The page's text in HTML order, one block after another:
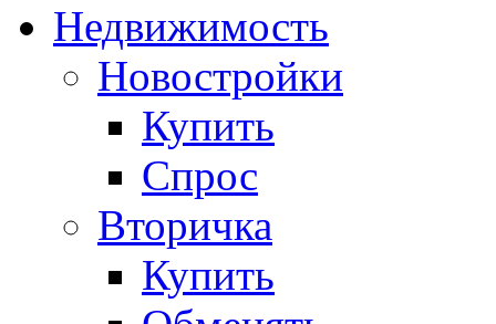
Недвижимость
Новостройки
Купить
Спрос
Вторичка
Купить